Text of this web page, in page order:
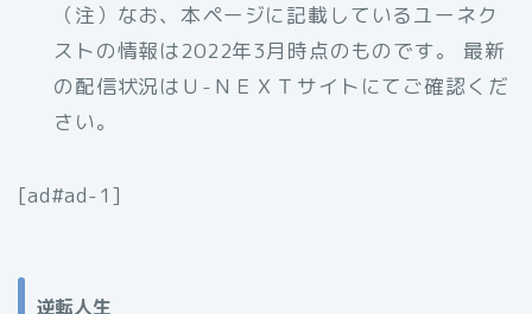
（注）なお、本ページに記載しているユーネク
ストの情報は2022年3月時点のものです。 最新
の配信状況はＵ-ＮＥＸＴサイトにてご確認くだ
さい。
[ad#ad-1]
逆転人生